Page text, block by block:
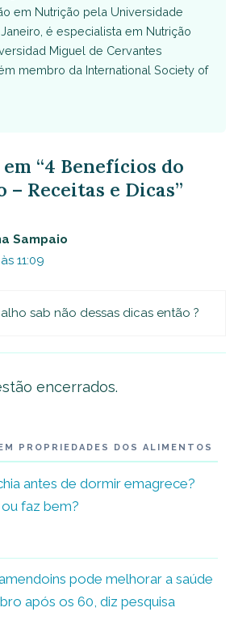
em Nutrição pela Universidade
é especialista em Nutrição
Miguel de Cervantes
membro da International Society of
“4 Benefícios do
Receitas e Dicas”
Sampaio
11:09
sab não dessas dicas então ?
encerrados.
PROPRIEDADES DOS ALIMENTOS
antes de dormir emagrece?
ou faz bem?
pode melhorar a saúde
após os 60, diz pesquisa